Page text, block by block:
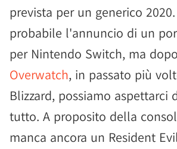
prevista per un generico
probabile l'annuncio di un
per Nintendo Switch, ma
Overwatch, in passato più
Blizzard, possiamo aspettarci
tutto. A proposito della
manca ancora un Resident